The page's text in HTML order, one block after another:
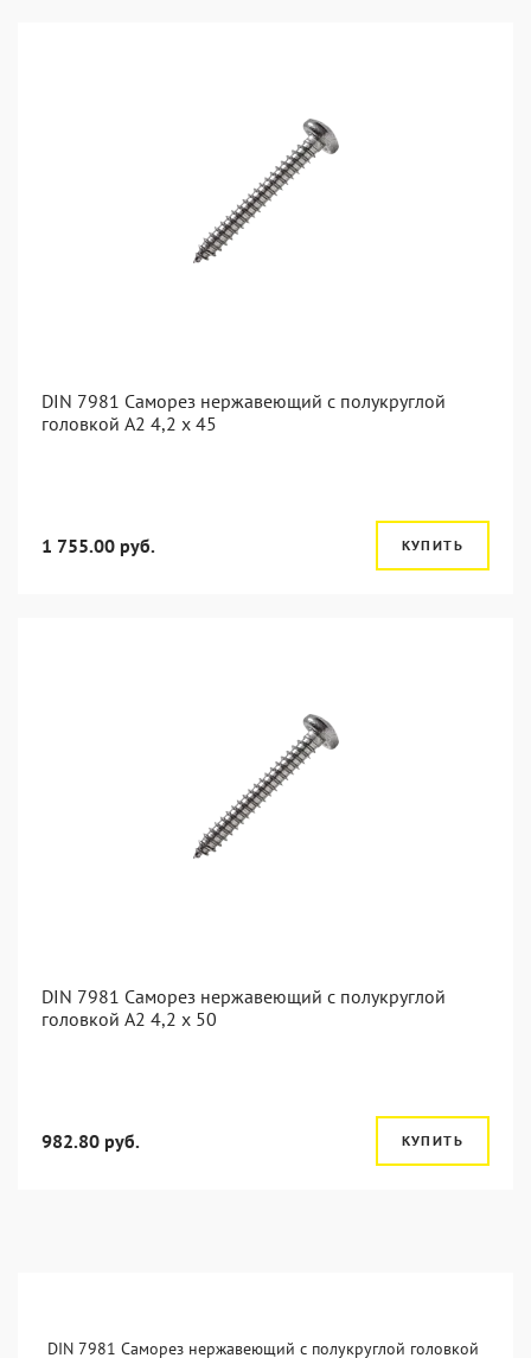
DIN 7981 Саморез нержавеющий с полукруглой
головкой А2 4,2 x 45
1 755.00 руб. КУПИТЬ
DIN 7981 Саморез нержавеющий с полукруглой
головкой А2 4,2 x 50
982.80 руб. КУПИТЬ
DIN 7981 Саморез нержавеющий с полукруглой головкой